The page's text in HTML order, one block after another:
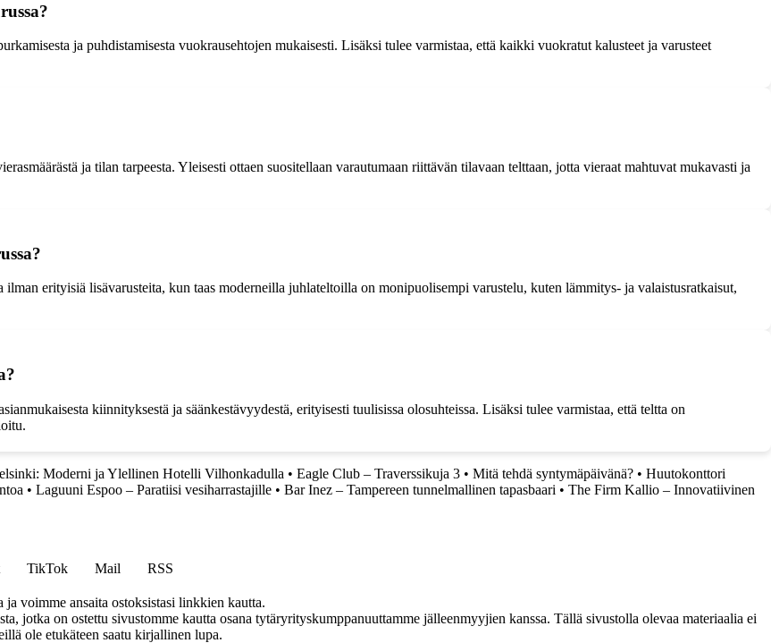
ja puhdistamisesta vuokrausehtojen mukaisesti. Lisäksi tulee varmistaa, että kaikki vuokratut kalusteet ja varusteet
ja tilan tarpeesta. Yleisesti ottaen suositellaan varautumaan riittävän tilavaan telttaan, jotta vieraat mahtuvat mukavasti ja
erityisiä lisävarusteita, kun taas moderneilla juhlateltoilla on monipuolisempi varustelu, kuten lämmitys- ja valaistusratkaisut,
kiinnityksestä ja säänkestävyydestä, erityisesti tuulisissa olosuhteissa. Lisäksi tulee varmistaa, että teltta on
Moderni ja Ylellinen Hotelli Vilhonkadulla • Eagle Club – Traverssikuja 3 • Mitä tehdä syntymäpäivänä? • Huutokonttori
• Laguuni Espoo – Paratiisi vesiharrastajille • Bar Inez – Tampereen tunnelmallinen tapasbaari • The Firm Kallio – Innovatiivinen
TikTok Mail
RSS
voimme ansaita ostoksistasi linkkien kautta.
jotka on ostettu sivustomme kautta osana tytäryrityskumppanuuttamme jälleenmyyjien kanssa. Tällä sivustolla olevaa materiaalia ei
ole etukäteen saatu kirjallinen lupa.